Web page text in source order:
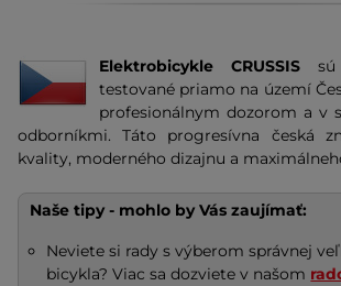
Elektrobicykle CRUSSIS sú
testované priamo na území
profesionálnym dozorom a v
odborníkmi. Táto progresívna česká
kvality, moderného dizajnu a
Naše tipy - mohlo by Vás zaujímať:
Neviete si rady s výberom správnej
bicykla? Viac sa dozviete v našom